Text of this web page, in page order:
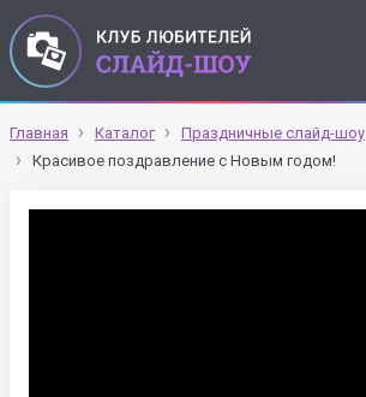
Главная Каталог
Праздничные слайд-шоу
Красивое поздравление с Новым годом!